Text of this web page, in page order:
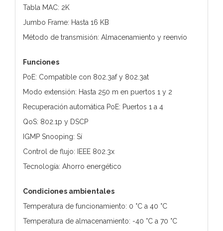
Tabla MAC: 2K
Jumbo Frame: Hasta 16 KB
Método de transmisión: Almacenamiento y reenvío
Funciones
PoE: Compatible con 802.3af y 802.3at
Modo extensión: Hasta 250 m en puertos 1 y 2
Recuperación automática PoE: Puertos 1 a 4
QoS: 802.1p y DSCP
IGMP Snooping: Sí
Control de flujo: IEEE 802.3x
Tecnología: Ahorro energético
Condiciones ambientales
Temperatura de funcionamiento: 0 °C a 40 °C
Temperatura de almacenamiento: -40 °C a 70 °C